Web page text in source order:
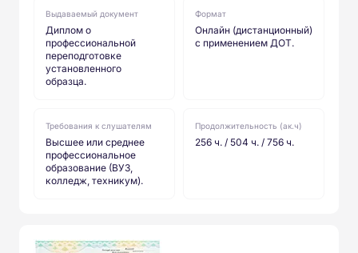
Выдаваемый документ
Диплом о
профессиональной
переподготовке
установленного
образца.
Формат
Онлайн (дистанционный)
с применением ДОТ.
Требования к слушателям
Высшее или среднее
профессиональное
образование (ВУЗ,
колледж, техникум).
Продолжительность (ак.ч)
256 ч. / 504 ч. / 756 ч.